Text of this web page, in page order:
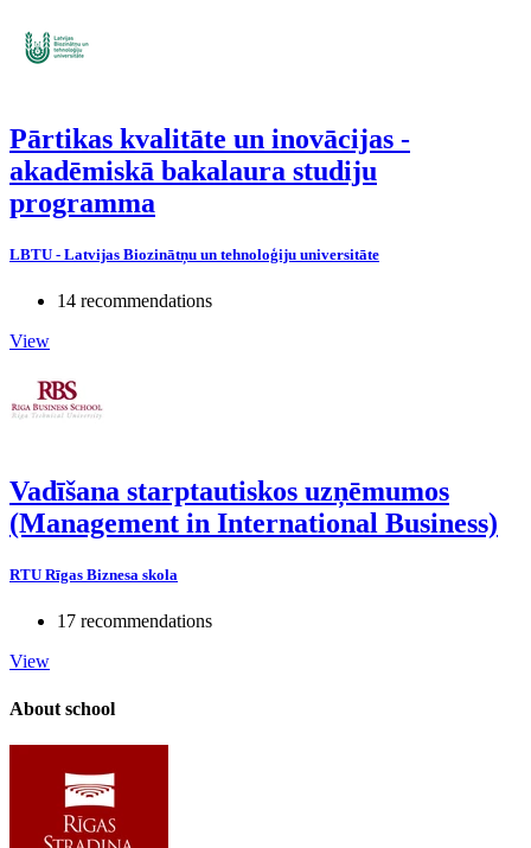
Pārtikas kvalitāte un inovācijas -
akadēmiskā bakalaura studiju
programma
LBTU - Latvijas Biozinātņu un tehnoloģiju universitāte
14 recommendations
View
Vadīšana starptautiskos uzņēmumos
(Management in International Business)
RTU Rīgas Biznesa skola
17 recommendations
View
About school